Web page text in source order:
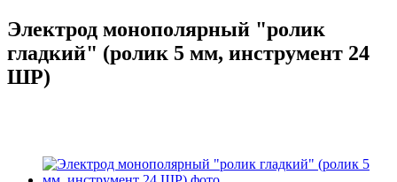
Электрод монополярный "ролик
гладкий" (ролик 5 мм, инструмент 24
ШР)